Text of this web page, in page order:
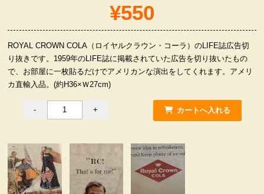
服飾小物雑貨
¥550
ROYAL CROWN COLA（ロイヤルクラウン・コーラ）のLIFE誌広告切
り抜きです。1959年のLIFE誌に掲載されていた広告を切り抜いたもの
で、お部屋に一枚貼るだけでアメリカンな演出をしてくれます。アメリ
カ直輸入品。(約H36×Ｗ27cm)